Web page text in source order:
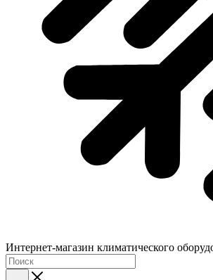
Интернет-магазин климатического